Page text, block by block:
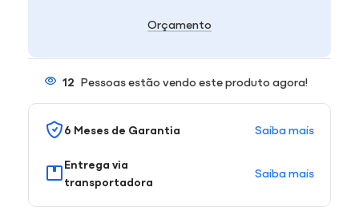
Orçamento
12 Pessoas estão vendo este produto agora!
6 Meses de Garantia Saiba mais
Entrega via
transportadora
Saiba mais